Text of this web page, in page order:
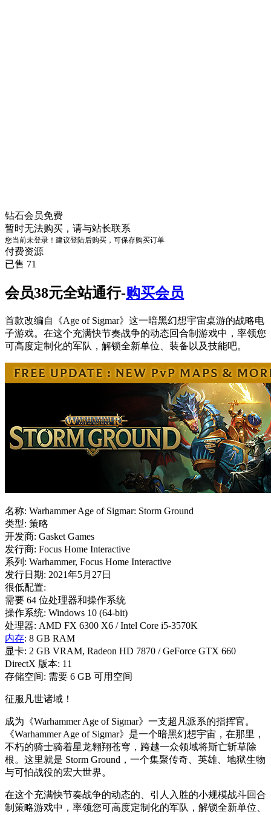
钻石会员免费
暂时无法购买，请与站长联系
您当前未登录！建议登陆后购买，可保存购买订单
付费资源
已售 71
会员38元全站通行-购买会员
首款改编自《Age of Sigmar》这一暗黑幻想宇宙桌游的战略电
子游戏。在这个充满快节奏战争的动态回合制游戏中，率领您
可高度定制化的军队，解锁全新单位、装备以及技能吧。
名称: Warhammer Age of Sigmar: Storm Ground
类型: 策略
开发商: Gasket Games
发行商: Focus Home Interactive
系列: Warhammer, Focus Home Interactive
发行日期: 2021年5月27日
很低配置:
需要 64 位处理器和操作系统
操作系统: Windows 10 (64-bit)
处理器: AMD FX 6300 X6 / Intel Core i5-3570K
内存: 8 GB RAM
显卡: 2 GB VRAM, Radeon HD 7870 / GeForce GTX 660
DirectX 版本: 11
存储空间: 需要 6 GB 可用空间
征服凡世诸域！
成为《Warhammer Age of Sigmar》一支超凡派系的指挥官。
《Warhammer Age of Sigmar》是一个暗黑幻想宇宙，在那里，
不朽的骑士骑着星龙翱翔苍穹，跨越一众领域将斯亡斩草除
根。这里就是 Storm Ground，一个集聚传奇、英雄、地狱生物
与可怕战役的宏大世界。
在这个充满快节奏战争的动态的、引人入胜的小规模战斗回合
制策略游戏中，率领您可高度定制化的军队，解锁全新单位、